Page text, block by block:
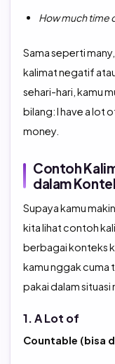
How much time
Sama seperti
kalimat negatif
sehari-hari, kamu
bilang: I have a lot
money.
Contoh
dalam
Supaya kamu
kita lihat contoh
berbagai konteks
kamu nggak cuma
pakai dalam situasi
1. A Lot of
Countable (bisa